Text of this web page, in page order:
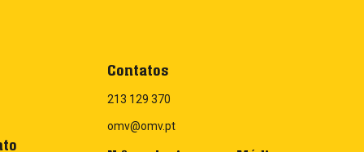
Contatos
213 129 370
omv@omv.pt